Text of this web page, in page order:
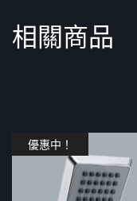
相關商品
優惠中！